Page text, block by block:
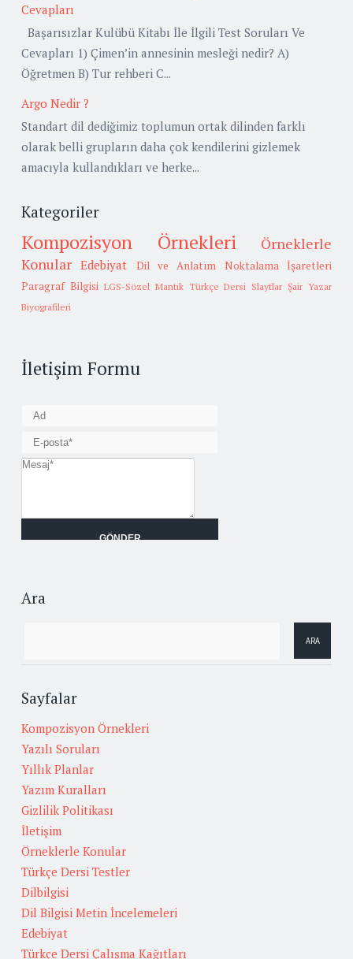
Cevapları
Başarısızlar Kulübü Kitabı İle İlgili Test Soruları Ve
Cevapları 1) Çimen’in annesinin mesleği nedir? A)
Öğretmen B) Tur rehberi C...
Argo Nedir ?
Standart dil dediğimiz toplumun ortak dilinden farklı
olarak belli grupların daha çok kendilerini gizlemek
amacıyla kullandıkları ve herke...
Kategoriler
Kompozisyon Örnekleri
Örneklerle
Konular Edebiyat Dil ve Anlatım
Noktalama İşaretleri
Paragraf Bilgisi LGS-Sözel Mantık Türkçe Dersi Slaytlar Şair Yazar
Biyografileri
İletişim Formu
Ara
Sayfalar
Kompozisyon Örnekleri
Yazılı Soruları
Yıllık Planlar
Yazım Kuralları
Gizlilik Politikası
İletişim
Örneklerle Konular
Türkçe Dersi Testler
Dilbilgisi
Dil Bilgisi Metin İncelemeleri
Edebiyat
Türkçe Dersi Çalışma Kağıtları